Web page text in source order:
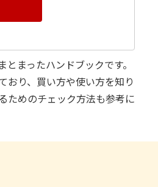
まったハンドブックです。
おり、買い方や使い方を知り
ためのチェック方法も参考に